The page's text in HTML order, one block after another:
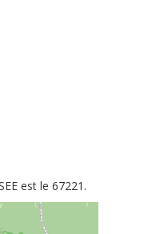
est le 67221.